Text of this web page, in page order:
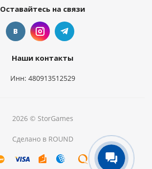
Оставайтесь на связи
Наши контакты
Инн: 480913512529
2026 © StorGames
Сделано в ROUND